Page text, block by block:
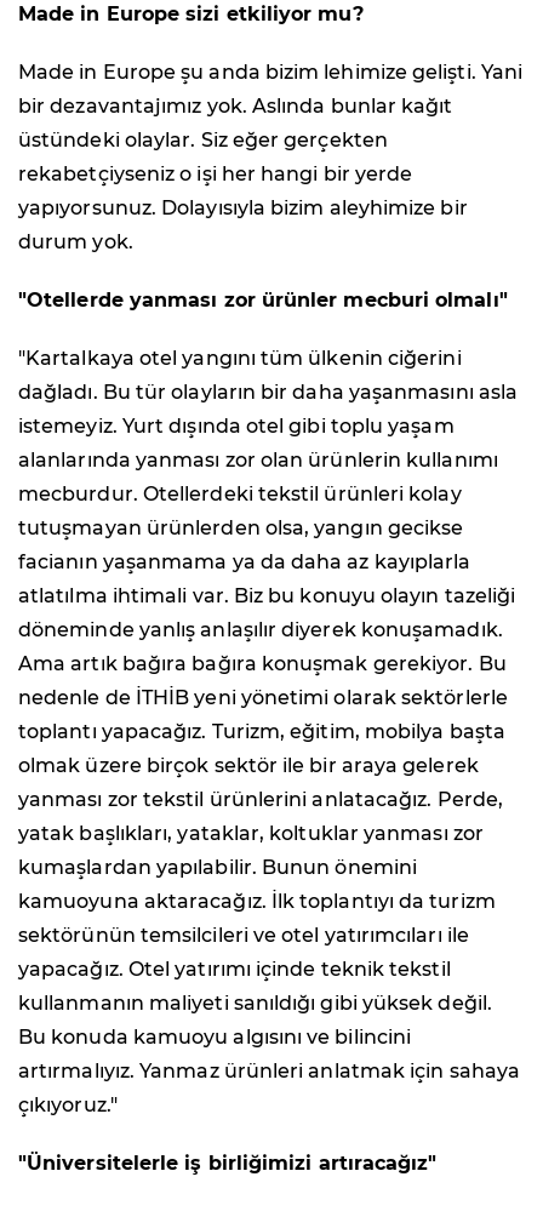
Made in Europe sizi etkiliyor mu?
Made in Europe şu anda bizim lehimize gelişti. Yani
bir dezavantajımız yok. Aslında bunlar kağıt
üstündeki olaylar. Siz eğer gerçekten
rekabetçiyseniz o işi her hangi bir yerde
yapıyorsunuz. Dolayısıyla bizim aleyhimize bir
durum yok.
"Otellerde yanması zor ürünler mecburi olmalı"
"Kartalkaya otel yangını tüm ülkenin ciğerini
dağladı. Bu tür olayların bir daha yaşanmasını asla
istemeyiz. Yurt dışında otel gibi toplu yaşam
alanlarında yanması zor olan ürünlerin kullanımı
mecburdur. Otellerdeki tekstil ürünleri kolay
tutuşmayan ürünlerden olsa, yangın gecikse
facianın yaşanmama ya da daha az kayıplarla
atlatılma ihtimali var. Biz bu konuyu olayın tazeliği
döneminde yanlış anlaşılır diyerek konuşamadık.
Ama artık bağıra bağıra konuşmak gerekiyor. Bu
nedenle de İTHİB yeni yönetimi olarak sektörlerle
toplantı yapacağız. Turizm, eğitim, mobilya başta
olmak üzere birçok sektör ile bir araya gelerek
yanması zor tekstil ürünlerini anlatacağız. Perde,
yatak başlıkları, yataklar, koltuklar yanması zor
kumaşlardan yapılabilir. Bunun önemini
kamuoyuna aktaracağız. İlk toplantıyı da turizm
sektörünün temsilcileri ve otel yatırımcıları ile
yapacağız. Otel yatırımı içinde teknik tekstil
kullanmanın maliyeti sanıldığı gibi yüksek değil.
Bu konuda kamuoyu algısını ve bilincini
artırmalıyız. Yanmaz ürünleri anlatmak için sahaya
çıkıyoruz."
"Üniversitelerle iş birliğimizi artıracağız"